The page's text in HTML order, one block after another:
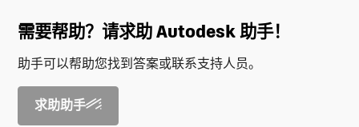
需要帮助？请求助 Autodesk 助手！
助手可以帮助您找到答案或联系支持人员。
求助助手